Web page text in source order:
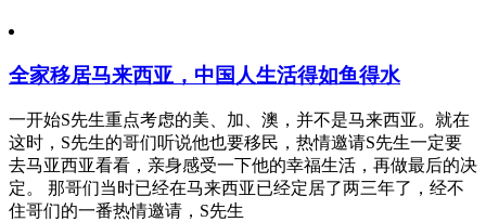
全家移居马来西亚，中国人生活得如鱼得水
一开始S先生重点考虑的美、加、澳，并不是马来西亚。就在
这时，S先生的哥们听说他也要移民，热情邀请S先生一定要
去马亚西亚看看，亲身感受一下他的幸福生活，再做最后的决
定。 那哥们当时已经在马来西亚已经定居了两三年了，经不
住哥们的一番热情邀请，S先生